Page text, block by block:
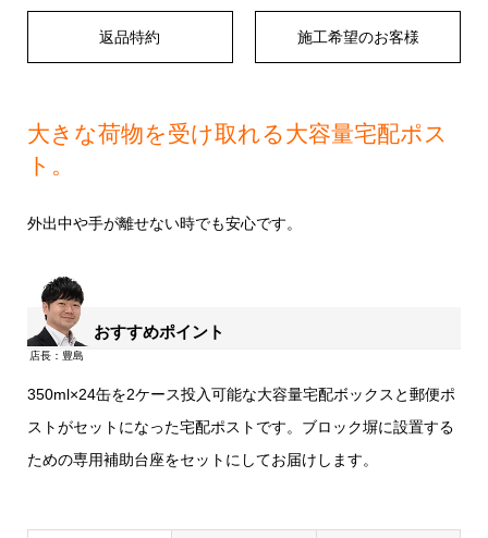
返品特約 施工希望のお客様
大きな荷物を受け取れる大容量宅配ポス
ト。
外出中や手が離せない時でも安心です。
おすすめポイント
350ml×24缶を2ケース投入可能な大容量宅配ボックスと郵便ポ
ストがセットになった宅配ポストです。ブロック塀に設置する
ための専用補助台座をセットにしてお届けします。